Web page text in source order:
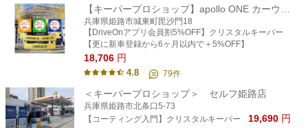
兵庫県姫路市城東町毘沙門18
【DriveOnアプリ会員割5%OFF】クリスタルキーパー
【更に新車登録から6ヶ月以内で＋5%OFF】
18,706 円
4.8 79件
＜キーパープロショップ＞ セルフ姫路店
兵庫県姫路市北条口5-73
【コーティング入門】クリスタルキーパー
19,690 円